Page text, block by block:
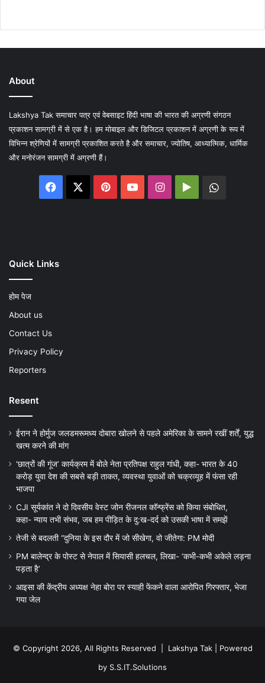
About
Lakshya Tak समाचार पत्र एवं वेबसाइट हिंदी भाषा की भारत की अग्रणी संगठन
प्रकाशन सामग्री में से एक है। हम मोबाइल और डिजिटल प्रकाशन में अग्रणी के रूप में
विभिन्न श्रेणियों में सामग्री प्रकाशित करते है और समाचार, ज्योतिष, आध्यात्मिक, धार्मिक
और मनोरंजन सामग्री में अग्रणी हैं।
Facebook PinterestYouTubeInstagram
Google
Quick Links
होम पेज
About us
Contact Us
Privacy Policy
Reporters
Resent
ईरान ने होर्मुज जलडमरूमध्य दोबारा खोलने से पहले अमेरिका के सामने रखीं शर्तें, युद्ध
खत्म करने की मांग
‘छात्रों की गूंज’ कार्यक्रम में बोले नेता प्रतिपक्ष राहुल गांधी, कहा- भारत के 40
करोड़ युवा देश की सबसे बड़ी ताकत, व्यवस्था युवाओं को चक्रव्यूह में फंसा रही
भाजपा
CJI सूर्यकांत ने दो दिवसीय वेस्ट जोन रीजनल कॉन्फ्रेंस को किया संबोधित,
कहा- न्याय तभी संभव, जब हम पीड़ित के दु:ख-दर्द को उसकी भाषा में समझें
तेजी से बदलती “दुनिया के इस दौर में जो सीखेगा, वो जीतेगा: PM मोदी
PM बालेन्द्र के पोस्ट से नेपाल में सियासी हलचल, लिखा- ‘कभी-कभी अकेले लड़ना
पड़ता है’
आइसा की केंद्रीय अध्यक्ष नेहा बोरा पर स्याही फेंकने वाला आरोपित गिरफ्तार, भेजा
गया जेल
© Copyright 2026, All Rights Reserved | Lakshya Tak| Powered
by S.S.IT.Solutions